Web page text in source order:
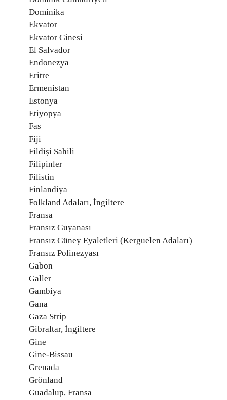
Dominika
Ekvator
Ekvator Ginesi
El Salvador
Endonezya
Eritre
Ermenistan
Estonya
Etiyopya
Fas
Fiji
Fildişi Sahili
Filipinler
Filistin
Finlandiya
Folkland Adaları, İngiltere
Fransa
Fransız Guyanası
Fransız Güney Eyaletleri (Kerguelen Adaları)
Fransız Polinezyası
Gabon
Galler
Gambiya
Gana
Gaza Strip
Gibraltar, İngiltere
Gine
Gine-Bissau
Grenada
Grönland
Guadalup, Fransa